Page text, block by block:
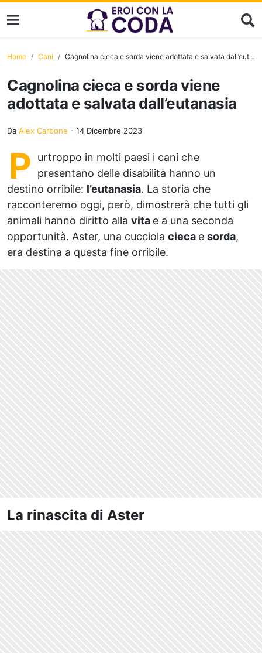
Home Cani Cagnolina cieca e sorda viene adottata e salvata dall’eutanasia
Cagnolina cieca e sorda viene
adottata e salvata dall’eutanasia
Da Alex Carbone - 14 Dicembre 2023
P
urtroppo in molti paesi i cani che
presentano delle disabilità hanno un
destino orribile: l’eutanasia. La storia che
racconteremo oggi, però, dimostrerà che tutti gli
animali hanno diritto alla vita e a una seconda
opportunità. Aster, una cucciola cieca e sorda,
era destina a questa fine orribile.
La rinascita di Aster